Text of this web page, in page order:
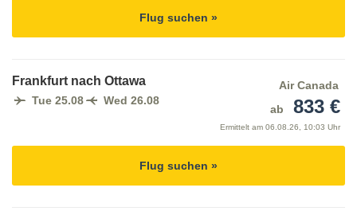
Flug suchen »
Frankfurt nach Ottawa
Tue 25.08 Wed 26.08
Air Canada
ab
833 €
Ermittelt am 06.08.26, 10:03 Uhr
Flug suchen »